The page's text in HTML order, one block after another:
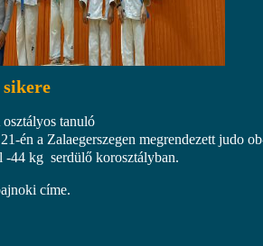
tanuló
én a Zalaegerszegen megrendezett judo
-44 kg serdülő korosztályban.
címe.